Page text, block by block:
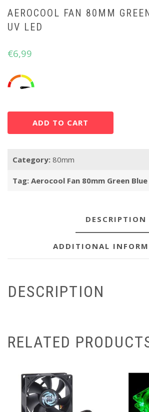
AEROCOOL FAN 80MM
UV LED
€6,99
ADD TO CART
Category: 80mm
Tag: Aerocool Fan 80mm Green
DESCRIPTION
ADDITIONAL
DESCRIPTION
RELATED